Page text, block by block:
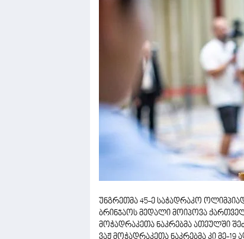
უნგრეთმა 45-ე საჭადრაკო
ბრინჯაოს მედალი მოიპოვა
მოჭადრაკეთა ნაკრებმა ათეულში
ვაჟ მოჭადრაკეთა ნაკრებმა კი მე-19